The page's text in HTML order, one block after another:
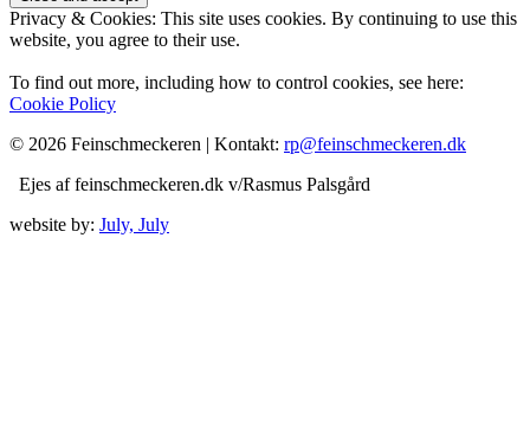
Privacy & Cookies: This site uses cookies. By continuing to use this
website, you agree to their use.
To find out more, including how to control cookies, see here:
Cookie Policy
© 2026 Feinschmeckeren | Kontakt: rp@feinschmeckeren.dk
Ejes af feinschmeckeren.dk v/Rasmus Palsgård
website by: July, July